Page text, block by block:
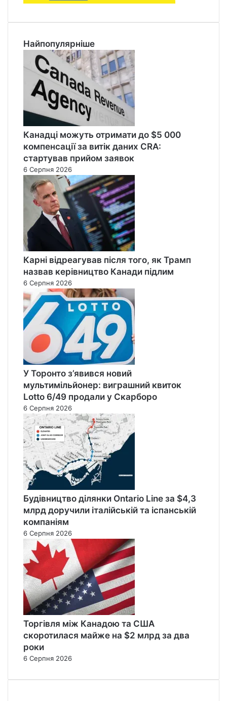
Найпопулярніше
Канадці можуть отримати до $5 000
компенсації за витік даних CRA:
стартував прийом заявок
6 Серпня 2026
Карні відреагував після того, як Трамп
назвав керівництво Канади підлим
6 Серпня 2026
У Торонто з’явився новий
мультимільйонер: виграшний квиток
Lotto 6/49 продали у Скарборо
6 Серпня 2026
Будівництво ділянки Ontario Line за $4,3
млрд доручили італійській та іспанській
компаніям
6 Серпня 2026
Торгівля між Канадою та США
скоротилася майже на $2 млрд за два
роки
6 Серпня 2026